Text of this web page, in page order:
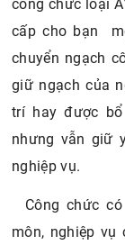
công chức loại
cấp cho bạn
chuyển ngạch
giữ ngạch của
trí hay được bổ
nhưng vẫn giữ
nghiệp vụ.
Công chức
môn, nghiệp vụ